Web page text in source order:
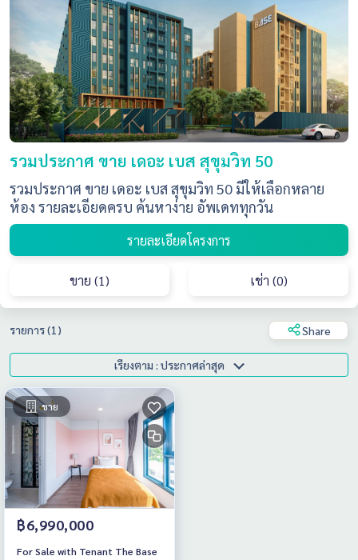
รวมประกาศ ขาย เดอะ เบส สุขุมวิท 50
รวมประกาศ ขาย เดอะ เบส สุขุมวิท 50 มีให้เลือกหลาย
ห้อง รายละเอียดครบ ค้นหาง่าย อัพเดททุกวัน
รายละเอียดโครงการ
ขาย (1) เช่า (0)
รายการ (1) Share
เรียงตาม : ประกาศล่าสุด
ขาย
฿6,990,000
For Sale with Tenant The Base